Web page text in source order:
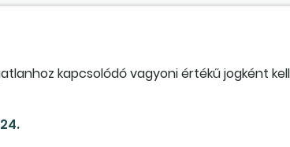
kapcsolódó vagyoni értékű jogként kell